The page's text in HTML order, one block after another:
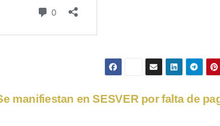
manifiestan en SESVER por falta de